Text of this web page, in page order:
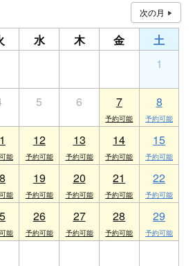
水 木 金
土
1
5 6 7 8
12 13 14 15
19 20 21 22
26 27 28 29